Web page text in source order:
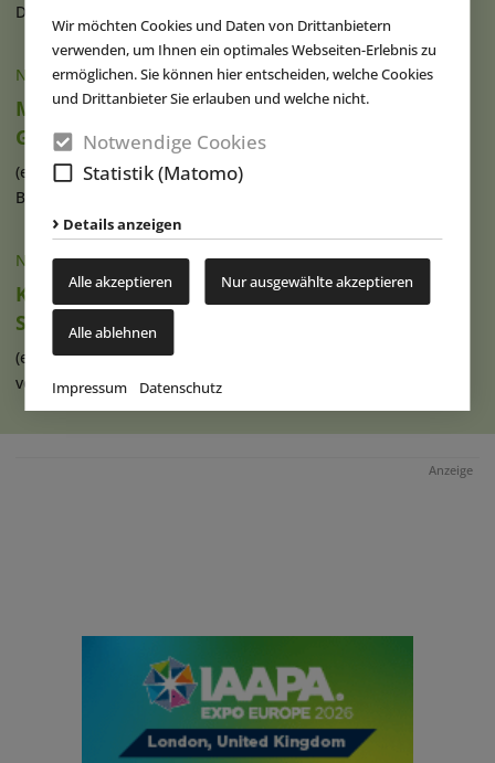
Wir möchten Cookies und Daten von Drittanbietern
verwenden, um Ihnen ein optimales Webseiten-Erlebnis zu
ermöglichen. Sie können hier entscheiden, welche Cookies
und Drittanbieter Sie erlauben und welche nicht.
Notwendige Cookies
Statistik (Matomo)
Details anzeigen
Alle akzeptieren Nur ausgewählte akzeptieren
Alle ablehnen
Impressum Datenschutz
Discovery Cove und Aquatica in (...)
NACHRICHTEN|07.08.2026
Movie Park Germany begrüßt 40-millionsten
Gast
(eap) Diesen Sommer feiert der Movie Park Germany in
Bottrop-Kirchhellen sein 30-jähriges (...)
NACHRICHTEN|07.08.2026
Ketteler Hof erweitert Indoorhalle und
Spielangebot
(eap) Im Erlebnispark Ketteler Hof in Haltern am See haben
vor Kurzem die Bauarbeiten zur (...)
Anzeige